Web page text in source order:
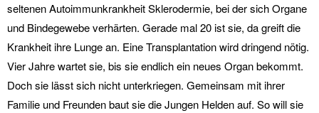
seltenen Autoimmunkrankheit Sklerodermie, bei der sich Organe
und Bindegewebe verhärten. Gerade mal 20 ist sie, da greift die
Krankheit ihre Lunge an. Eine Transplantation wird dringend nötig.
Vier Jahre wartet sie, bis sie endlich ein neues Organ bekommt.
Doch sie lässt sich nicht unterkriegen. Gemeinsam mit ihrer
Familie und Freunden baut sie die Jungen Helden auf. So will sie